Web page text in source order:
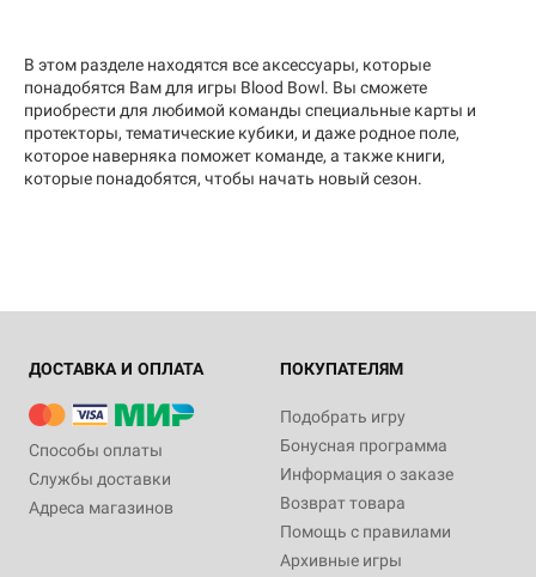
В этом разделе находятся все аксессуары, которые
понадобятся Вам для игры Blood Bowl. Вы сможете
приобрести для любимой команды специальные карты и
протекторы, тематические кубики, и даже родное поле,
которое наверняка поможет команде, а также книги,
которые понадобятся, чтобы начать новый сезон.
ДОСТАВКА И ОПЛАТА
Способы оплаты
Службы доставки
Адреса магазинов
ПОКУПАТЕЛЯМ
Подобрать игру
Бонусная программа
Информация о заказе
Возврат товара
Помощь с правилами
Архивные игры